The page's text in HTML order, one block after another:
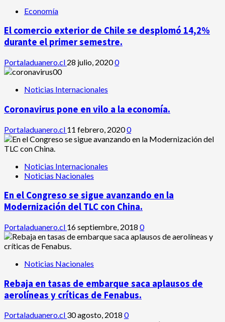
Economía
El comercio exterior de Chile se desplomó 14,2%
durante el primer semestre.
Portaladuanero.cl 28 julio, 20200
Noticias Internacionales
Coronavirus pone en vilo a la economía.
Portaladuanero.cl 11 febrero, 20200
Noticias Internacionales
Noticias Nacionales
En el Congreso se sigue avanzando en la
Modernización del TLC con China.
Portaladuanero.cl 16 septiembre, 2018 0
Noticias Nacionales
Rebaja en tasas de embarque saca aplausos de
aerolíneas y críticas de Fenabus.
Portaladuanero.cl 30 agosto, 2018 0